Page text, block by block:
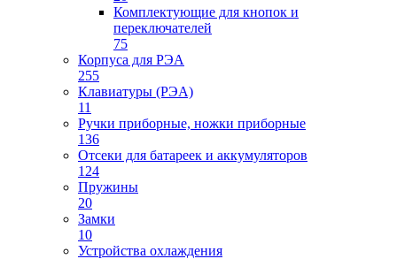
Комплектующие для кнопок и
переключателей
75
Корпуса для РЭА
255
Клавиатуры (РЭА)
11
Ручки приборные, ножки приборные
136
Отсеки для батареек и аккумуляторов
124
Пружины
20
Замки
10
Устройства охлаждения